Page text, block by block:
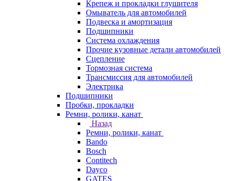
Крепеж и прокладки глушителя
Омыватель для автомобилей
Подвеска и амортизация
Подшипники
Система охлаждения
Прочие кузовные детали автомобилей
Сцепление
Тормозная система
Трансмиссия для автомобилей
Электрика
Подшипники
Пробки, прокладки
Ремни, ролики, канат
Назад
Ремни, ролики, канат
Bando
Bosch
Contitech
Dayco
GATES